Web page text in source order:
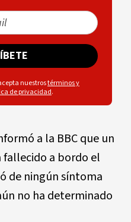
nuestrostérminos y
de privacidad.
a la BBC que un
fallecido a bordo el
de ningún síntoma
no ha determinado